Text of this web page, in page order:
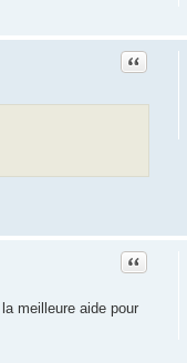
Citation
Citation
meilleure aide pour